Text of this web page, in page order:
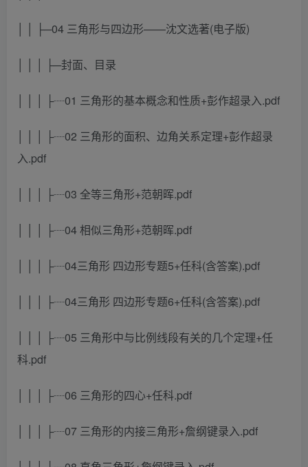
│ │ ├─04 三角形与四边形——沈文选著(电子版)
│ │ │ ├─封面、目录
│ │ │ ├┈01 三角形的基本概念和性质+彭作超录入.pdf
│ │ │ ├┈02 三角形的面积、边角关系定理+彭作超录
入.pdf
│ │ │ ├┈03 全等三角形+范朝晖.pdf
│ │ │ ├┈04 相似三角形+范朝晖.pdf
│ │ │ ├┈04三角形 四边形专题5+任科(含答案).pdf
│ │ │ ├┈04三角形 四边形专题6+任科(含答案).pdf
│ │ │ ├┈05 三角形中与比例线段有关的几个定理+任
科.pdf
│ │ │ ├┈06 三角形的四心+任科.pdf
│ │ │ ├┈07 三角形的内接三角形+詹纲键录入.pdf